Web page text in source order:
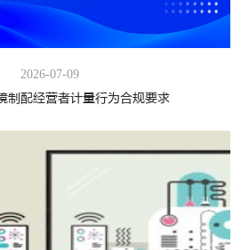
2026-07-09
制配经营者计量行为合规要求